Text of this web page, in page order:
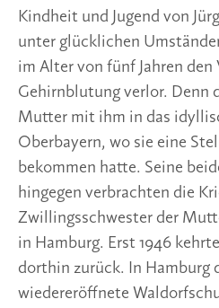
Kindheit und Jugend von
unter glücklichen
im Alter von fünf Jahren
Gehirnblutung verlor. Denn
Mutter mit ihm in das
Oberbayern, wo sie eine
bekommen hatte. Seine
hingegen verbrachten die
Zwillingsschwester der
in Hamburg. Erst 1946
dorthin zurück. In Hamburg
wiedereröffnete